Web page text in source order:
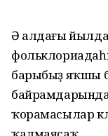
Ә алдағы йылда
барыбыҙ яҡшы
байрамдарында
ҡорамасылар